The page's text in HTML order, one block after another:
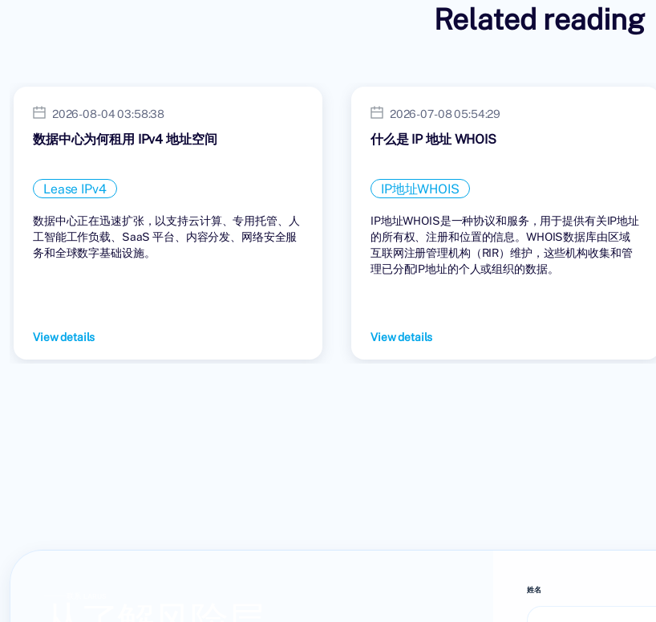
Related reading
2026-08-04 03:58:38
数据中心为何租用 IPv4 地址空间
Lease IPv4
数据中心正在迅速扩张，以支持云计算、专用托管、人
工智能工作负载、SaaS 平台、内容分发、网络安全服
务和全球数字基础设施。
View details
2026-07-08 05:54:29
什么是 IP 地址 WHOIS
IP地址WHOIS
IP地址WHOIS是一种协议和服务，用于提供有关IP地址
的所有权、注册和位置的信息。WHOIS数据库由区域
互联网注册管理机构（RIR）维护，这些机构收集和管
理已分配IP地址的个人或组织的数据。
View details
姓名